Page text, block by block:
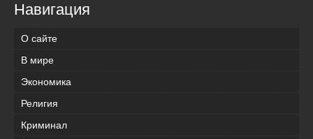
Навигация
О сайте
В мире
Экономика
Религия
Криминал